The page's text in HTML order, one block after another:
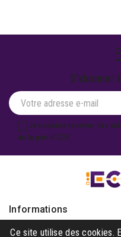
S'abonner
Je souhaite recevoir des
de la part d'ECP.
Informations
Produits
Ce site utilise des cookies.